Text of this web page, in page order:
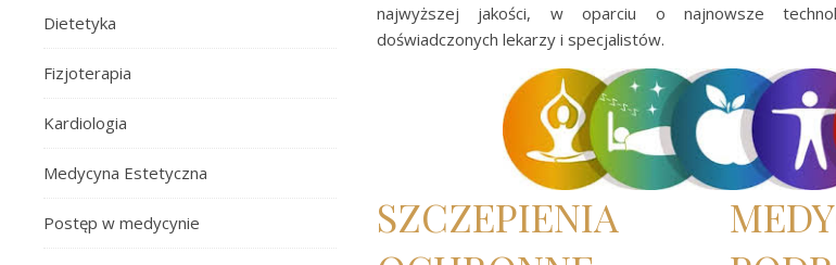
Dietetyka
Fizjoterapia
Kardiologia
Medycyna Estetyczna
Postęp w medycynie
najwyższej jakości, w oparciu o najnowsze
doświadczonych lekarzy i specjalistów.
SZCZEPIENIA